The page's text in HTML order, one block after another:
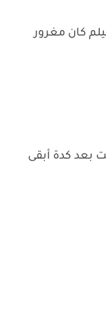
كان مغرور
بعد كدة أبقى